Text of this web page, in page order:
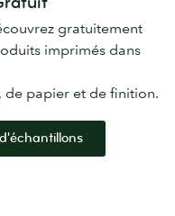
gratuitement
imprimés dans
de papier et de finition.